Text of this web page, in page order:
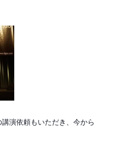
演依頼もいただき、今から